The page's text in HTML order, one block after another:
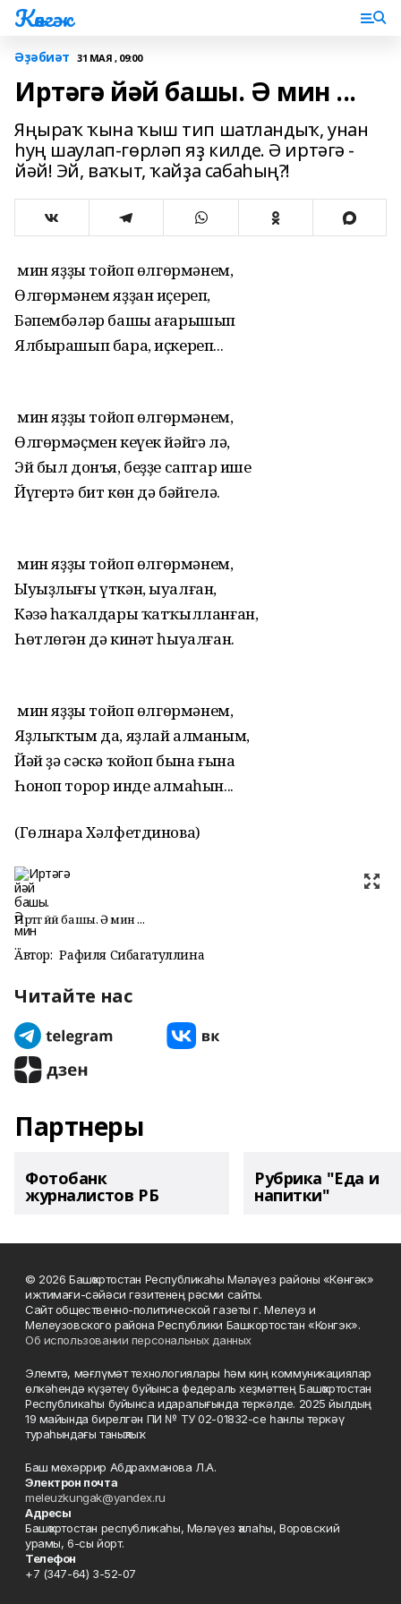
Көнгәк
Әҙәбиәт 31 МАЯ , 09:00
Иртәгә йәй башы. Ә мин ...
Яңыраҡ ҡына ҡыш тип шатландыҡ, унан
һуң шаулап-гөрләп яҙ килде. Ә иртәгә -
йәй! Эй, ваҡыт, ҡайҙа сабаһың?!
Ә мин яҙҙы тойоп өлгөрмәнем,
Өлгөрмәнем яҙҙан иҫереп,
Бәпембәләр башы ағарышып
Ялбырашып бара, иҫкереп...
Ә мин яҙҙы тойоп өлгөрмәнем,
Өлгөрмәҫмен кеүек йәйгә лә,
Эй был донъя, беҙҙе саптар ише
Йүгертә бит көн дә бәйгелә.
Ә мин яҙҙы тойоп өлгөрмәнем,
Ыуыҙлығы үткән, ыуалған,
Кәзә һаҡалдары ҡатҡылланған,
Һөтлөгән дә кинәт һыуалған.
Ә мин яҙҙы тойоп өлгөрмәнем,
Яҙлыҡтым да, яҙлай алманым,
Йәй ҙә сәскә ҡойоп бына ғына
Һоноп торор инде алмаһын...
(Гөлнара Хәлфетдинова)
Иртәгә йәй башы. Ә мин ...
Автор: Рафиля Сибагатуллина
Читайте нас
Партнеры
Фотобанк
журналистов РБ
Рубрика "Еда и
напитки"
© 2026 Башҡортостан Республикаһы Мәләүез районы «Көнгәк»
ижтимағи-сәйәси гәзитенең рәсми сайты.
Сайт общественно-политической газеты г. Мелеуз и
Мелеузовского района Республики Башкортостан «Конгэк».
Об использовании персональных данных
Элемтә, мәғлүмәт технологиялары һәм киң коммуникациялар
өлкәһендә күҙәтеү буйынса федераль хеҙмәттең Башҡортостан
Республикаһы буйынса идаралығында теркәлде. 2025 йылдың
19 майында бирелгән ПИ № ТУ 02-01832-се һанлы теркәү
тураһындағы таныҡлыҡ.
Баш мөхәррир Абдрахманова Л.А.
Электрон почта
meleuzkungak@yandex.ru
Адресы
Башҡортостан республикаһы, Мәләүез ҡалаһы, Воровский
урамы, 6-сы йорт.
Телефон
+7 (347-64) 3-52-07